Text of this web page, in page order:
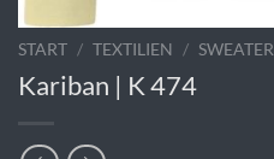
START / TEXTILIEN / SWEATER
Kariban | K 474